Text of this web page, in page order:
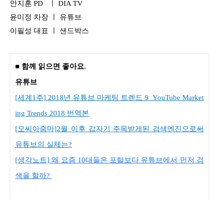
안지훈 PD ㅣ DIA TV
윤미정 차장 ㅣ 유튜브
이필성 대표 ㅣ 샌드박스
■ 함께 읽으면 좋아요.
유튜브
[세계1주] 2018년 유튜브 마케팅 트렌드 9_YouTube Market
ing Trends 2018 번역본
[오씨아줌마]2월 이후 갑자기 주목받게된 검색엔진으로써
유튜브의 실체는?
[생각노트] 왜 요즘 10대들은 포털보다 유튜브에서 먼저 검
색을 할까?